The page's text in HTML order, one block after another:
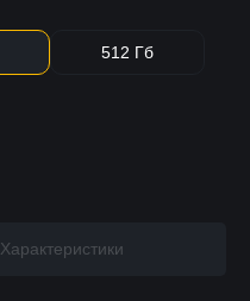
512 Гб
Характеристики